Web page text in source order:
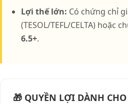
Lợi thế lớn: Có chứng chỉ
(TESOL/TEFL/CELTA) hoặc
6.5+.
🎁 QUYỀN LỢI DÀNH